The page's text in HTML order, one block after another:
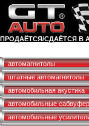
ПРОДАЁТСЯ/СДАЁТСЯ В
автомагнитолы
штатные автомагнитолы
автомобильная акустика
автомобильные
автомобильные